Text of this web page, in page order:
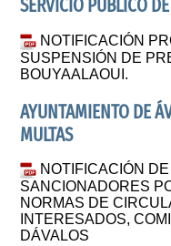
SERVICIO PUBLICO
NOTIFICACIÓN
SUSPENSIÓN DE
BOUYAALAOUI.
AYUNTAMIENTO DE
MULTAS
NOTIFICACIÓN
SANCIONADORES
NORMAS DE
INTERESADOS,
DÁVALOS